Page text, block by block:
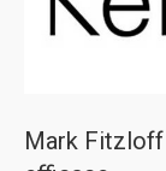
Mark Fitzloff